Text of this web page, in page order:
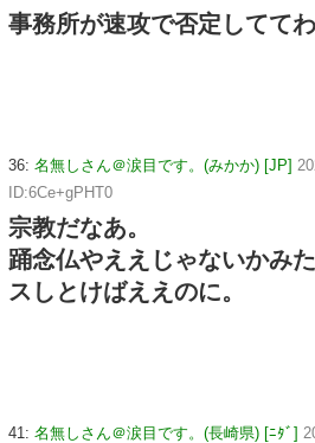
事務所が速攻で否定してて
36: 名無しさん＠涙目です。(みかか) [JP]
ID:6Ce+gPHT0
宗教だなあ。
踊念仏やええじゃないかみ
スしとけばええのに。
41: 名無しさん＠涙目です。(長崎県) [ﾆﾀﾞ]